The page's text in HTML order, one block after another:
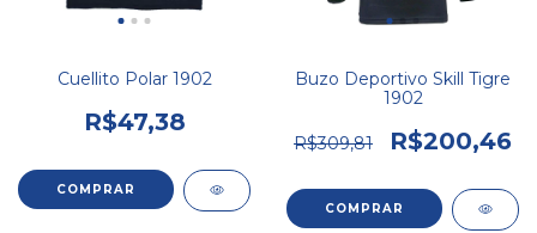
Cuellito Polar 1902
R$47,38
Buzo Deportivo Skill Tigre
1902
R$309,81 R$200,46
COMPRAR